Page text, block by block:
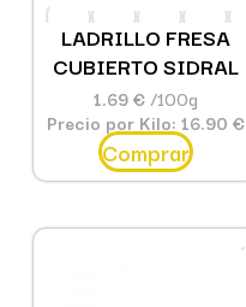
LADRILLO FRESA
CUBIERTO SIDRAL
1.69 € /100g
Precio por Kilo: 16.90 €
Comprar